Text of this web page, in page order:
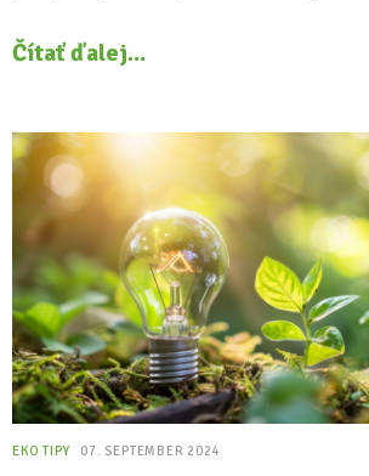
Čítať ďalej...
EKO TIPY 07. SEPTEMBER 2024